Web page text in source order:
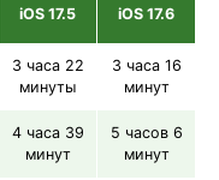
iOS 17.5 iOS 17.6
3 часа 22
минуты
3 часа 16
минут
4 часа 39
минут
5 часов 6
минут